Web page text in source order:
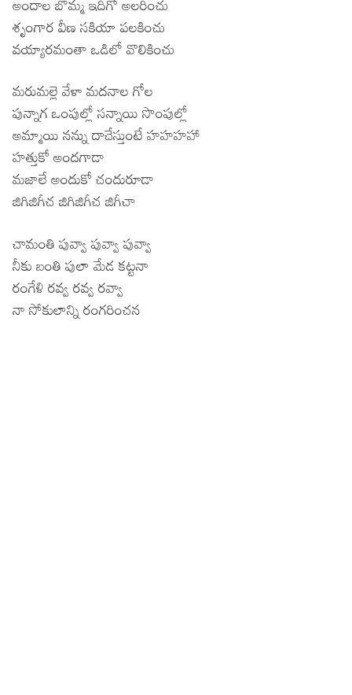
శృంగార వీణ సకియా పలకించు
వయ్యారమంతా ఒడిలో వొలికించు
మరుమల్లె వేళా మదనాల గోల
పున్నాగ ఒంపుల్లో సన్నాయి సొంపుల్లో
అమ్మాయి నన్ను దాచేస్తుంటే హహహహా
హత్తుకో అందగాడా
మజాలే అందుకో చందురూడా
జిగిజిగీచ జిగిజిగీచ జిగీచా
చామంతి పువ్వా పువ్వా పువ్వా
నీకు బంతి పులా మేడ కట్టనా
రంగేళి రవ్వ రవ్వ రవ్వా
నా సోకులాన్ని రంగరించన